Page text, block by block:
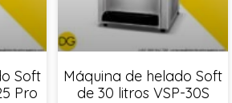
Soft
Pro
Máquina de helado Soft
de 30 litros VSP-30S